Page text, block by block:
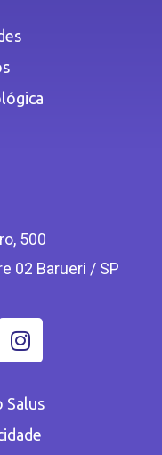
500
02 Barueri / SP
Salus